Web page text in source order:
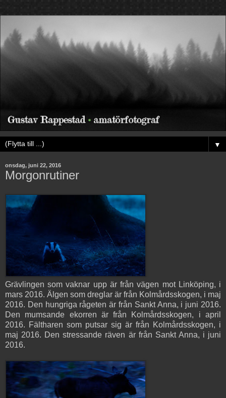
▼
onsdag, juni 22, 2016
Morgonrutiner
Grävlingen som vaknar upp är från vägen mot Linköping, i
mars 2016. Älgen som dreglar är från Kolmårdsskogen, i maj
2016. Den hungriga rågeten är från Sankt Anna, i juni 2016.
Den mumsande ekorren är från Kolmårdsskogen, i april
2016. Fältharen som putsar sig är från Kolmårdsskogen, i
maj 2016. Den stressande räven är från Sankt Anna, i juni
2016.